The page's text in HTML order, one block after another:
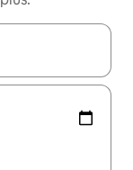
flèches vers le